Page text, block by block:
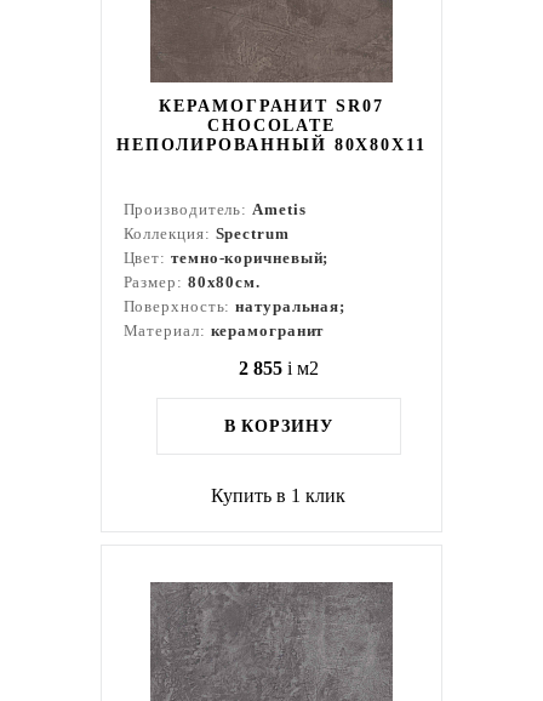
КЕРАМОГРАНИТ SR07
CHOCOLATE
НЕПОЛИРОВАННЫЙ 80X80Х11
Производитель:Ametis
Коллекция: Spectrum
Цвет: темно-коричневый;
Размер: 80x80см.
Поверхность:натуральная;
Материал: керамогранит
2 855 i м2
В КОРЗИНУ
Купить в 1 клик